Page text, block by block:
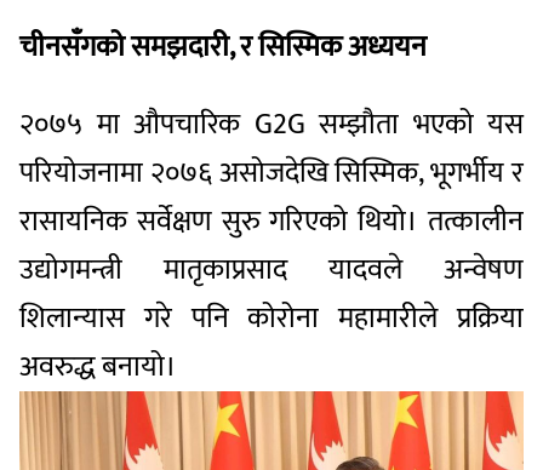
चीनसँगको समझदारी, र सिस्मिक अध्ययन
२०७५ मा औपचारिक G2G सम्झौता भएको यस
परियोजनामा २०७६ असोजदेखि सिस्मिक, भूगर्भीय र
रासायनिक सर्वेक्षण सुरु गरिएको थियो। तत्कालीन
उद्योगमन्त्री मातृकाप्रसाद यादवले अन्वेषण
शिलान्यास गरे पनि कोरोना महामारीले प्रक्रिया
अवरुद्ध बनायो।